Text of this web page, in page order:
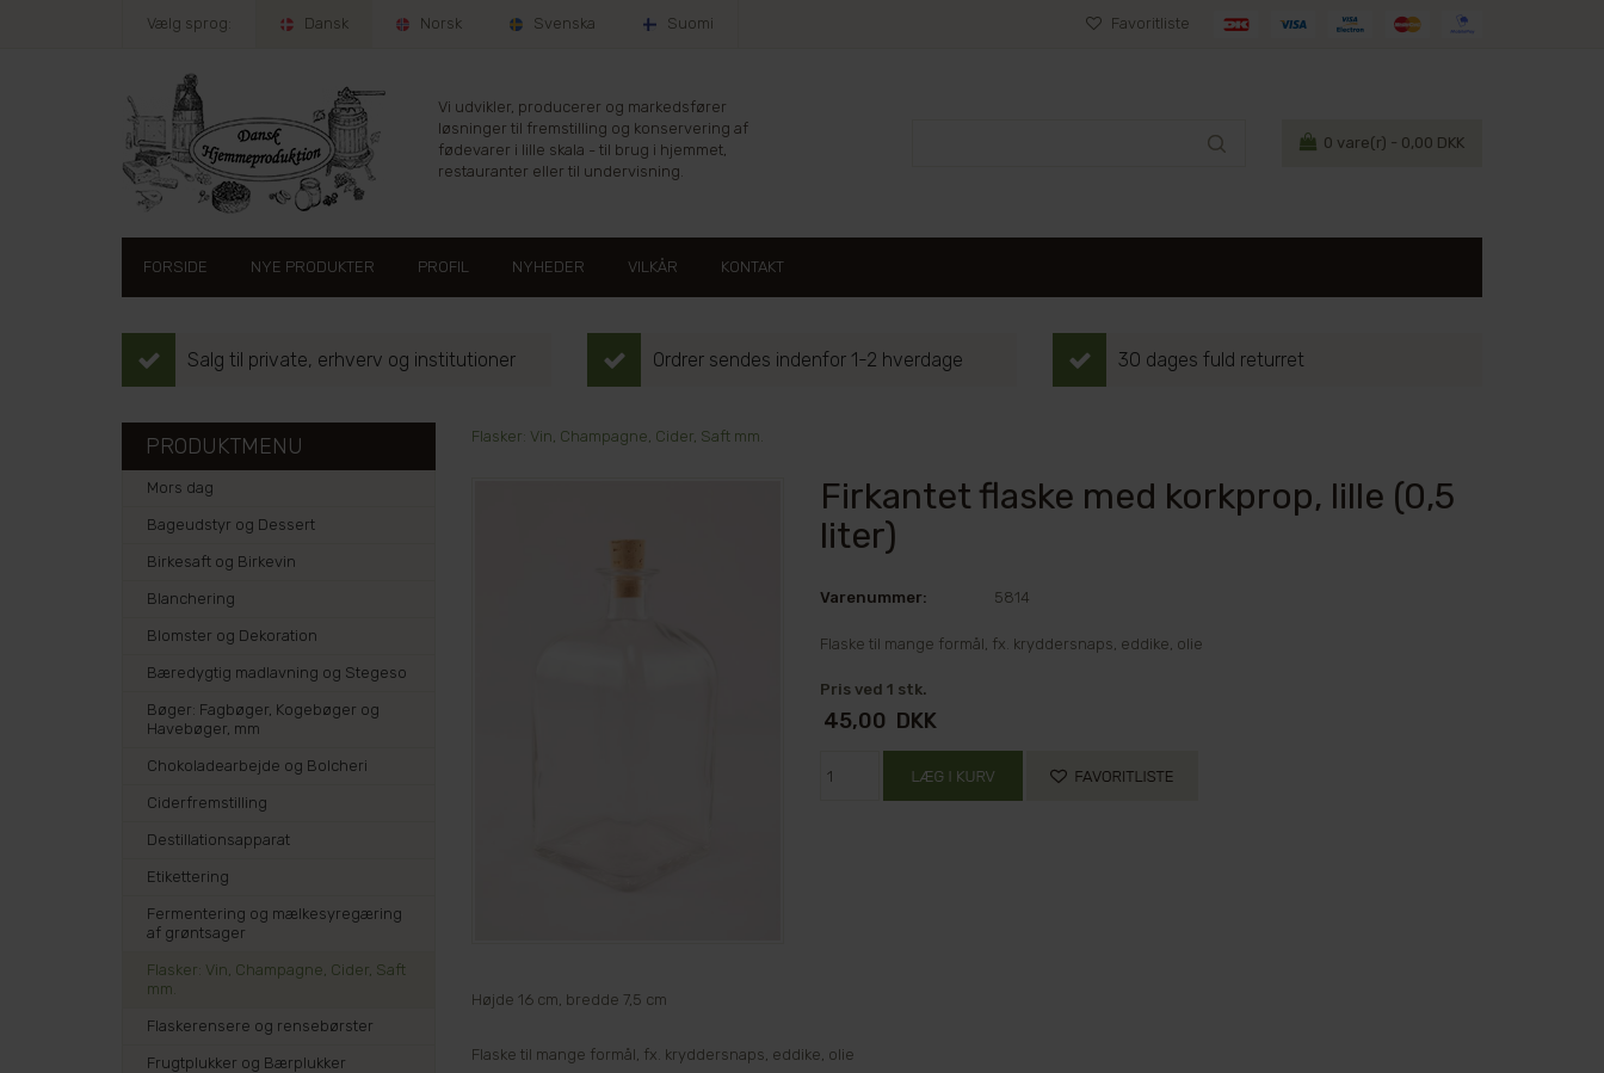
Vælg sprog: Dansk Norsk Svenska Suomi Favoritliste
Vi udvikler, producerer og markedsfører
løsninger til fremstilling og konservering af
fødevarer i lille skala - til brug i hjemmet,
restauranter eller til undervisning.
0 vare(r) - 0,00 DKK
FORSIDE NYE PRODUKTER PROFIL NYHEDER VILKÅR KONTAKT
Salg til private, erhverv og institutioner Ordrer sendes indenfor 1-2 hverdage 30 dages fuld returret
Flasker: Vin, Champagne, Cider, Saft mm.
Firkantet flaske med korkprop, lille (0,5
liter)
Varenummer: 5814
Flaske til mange formål, fx. kryddersnaps, eddike, olie
Pris ved 1 stk.
45,00 DKK
Højde 16 cm, bredde 7,5 cm
Flaske til mange formål, fx. kryddersnaps, eddike, olie
PRODUKTMENU
Mors dag
Bageudstyr og Dessert
Birkesaft og Birkevin
Blanchering
Blomster og Dekoration
Bæredygtig madlavning og Stegeso
Bøger: Fagbøger, Kogebøger og
Havebøger, mm
Chokoladearbejde og Bolcheri
Ciderfremstilling
Destillationsapparat
Etikettering
Fermentering og mælkesyregæring
af grøntsager
Flasker: Vin, Champagne, Cider, Saft
mm.
Flaskerensere og rensebørster
Frugtplukker og Bærplukker